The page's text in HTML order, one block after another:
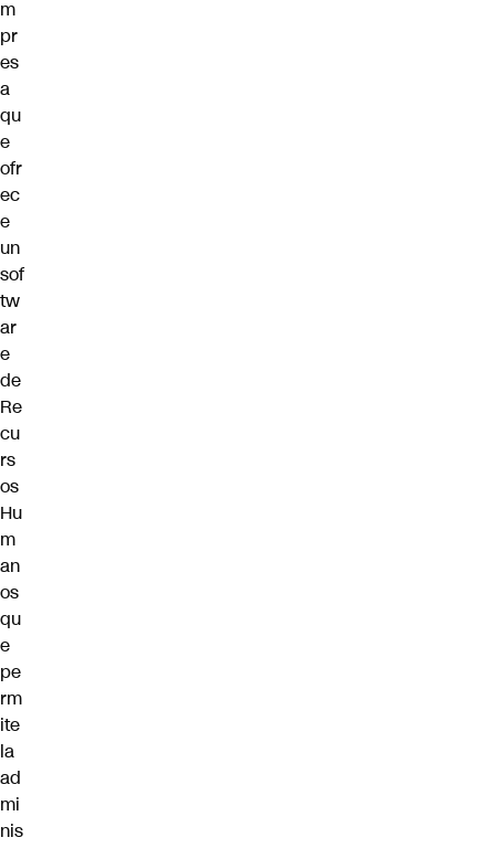
m
pr
es
a
qu
e
ofr
ec
e
un
sof
tw
ar
e
de
Re
cu
rs
os
Hu
m
an
os
qu
e
pe
rm
ite
la
ad
mi
nis